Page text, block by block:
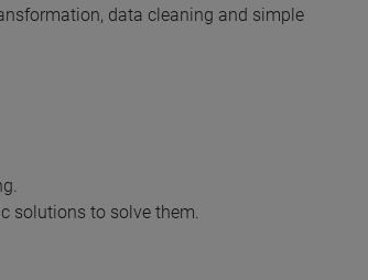
data cleaning and simple
solutions to solve them.